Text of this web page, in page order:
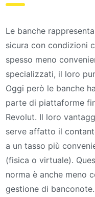
Le banche
sicura con condizioni
spesso meno
specializzati, il loro
Oggi però le banche
parte di piattaforme
Revolut. Il loro
serve affatto il
a un tasso più
(fisica o virtuale).
norma è anche meno
gestione di